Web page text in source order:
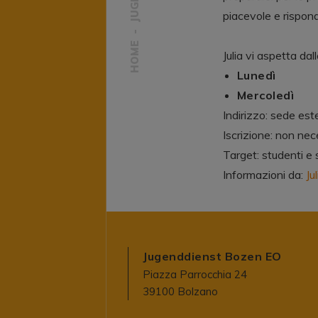
piacevole e
Julia vi aspetta
Lunedì
Mercoledì
Indirizzo: sede
Iscrizione: non
Target: studenti e
Informazioni da:
Jugenddienst Bozen EO
Piazza Parrocchia 24
39100 Bolzano